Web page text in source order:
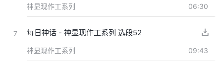
神显现作工系列 06:30
7 每日神话 - 神显现作工系列 选段52
神显现作工系列 09:43